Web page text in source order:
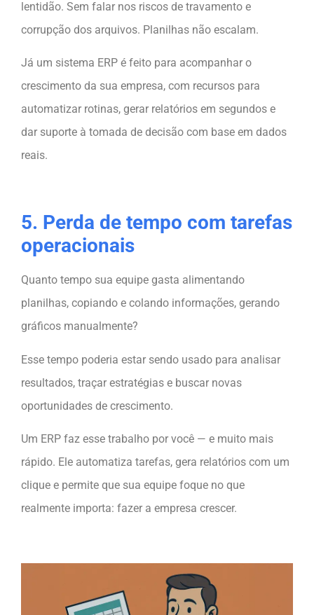
lentidão. Sem falar nos riscos de travamento e
corrupção dos arquivos. Planilhas não escalam.
Já um sistema ERP é feito para acompanhar o
crescimento da sua empresa, com recursos para
automatizar rotinas, gerar relatórios em segundos e
dar suporte à tomada de decisão com base em dados
reais.
5. Perda de tempo com tarefas
operacionais
Quanto tempo sua equipe gasta alimentando
planilhas, copiando e colando informações, gerando
gráficos manualmente?
Esse tempo poderia estar sendo usado para analisar
resultados, traçar estratégias e buscar novas
oportunidades de crescimento.
Um ERP faz esse trabalho por você — e muito mais
rápido. Ele automatiza tarefas, gera relatórios com um
clique e permite que sua equipe foque no que
realmente importa: fazer a empresa crescer.